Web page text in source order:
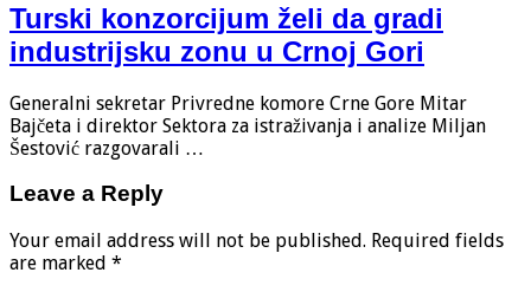
Turski konzorcijum želi da gradi
industrijsku zonu u Crnoj Gori
Generalni sekretar Privredne komore Crne Gore Mitar
Bajčeta i direktor Sektora za istraživanja i analize Miljan
Šestović razgovarali …
Leave a Reply
Your email address will not be published. Required fields
are marked *